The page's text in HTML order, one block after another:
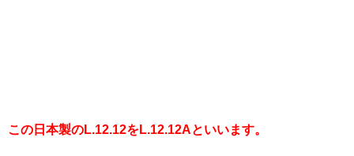
この日本製のL.12.12をL.12.12Aといいます。